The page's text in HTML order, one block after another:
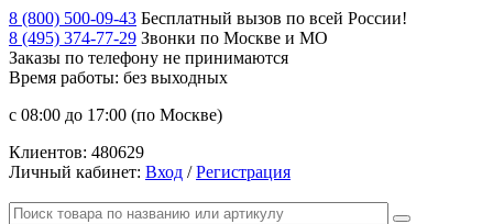
8 (800) 500-09-43 Бесплатный вызов по всей России!
8 (495) 374-77-29 Звонки по Москве и МО
Заказы по телефону не принимаются
Время работы: без выходных
с 08:00 до 17:00 (по Москве)
Клиентов: 480629
Личный кабинет: Вход /Регистрация